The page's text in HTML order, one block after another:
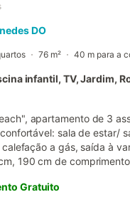
DO
76 m² 40 m para a
infantil, TV, Jardim,
apartamento de 3
sala de estar/
a gás, saída à
190 cm de
calefação a
Gratuito